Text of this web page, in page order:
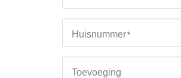
Huisnummer*
Toevoeging